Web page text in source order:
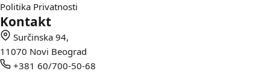
Politika Privatnosti
Kontakt
Surčinska 94,
11070 Novi Beograd
+381 60/700-50-68